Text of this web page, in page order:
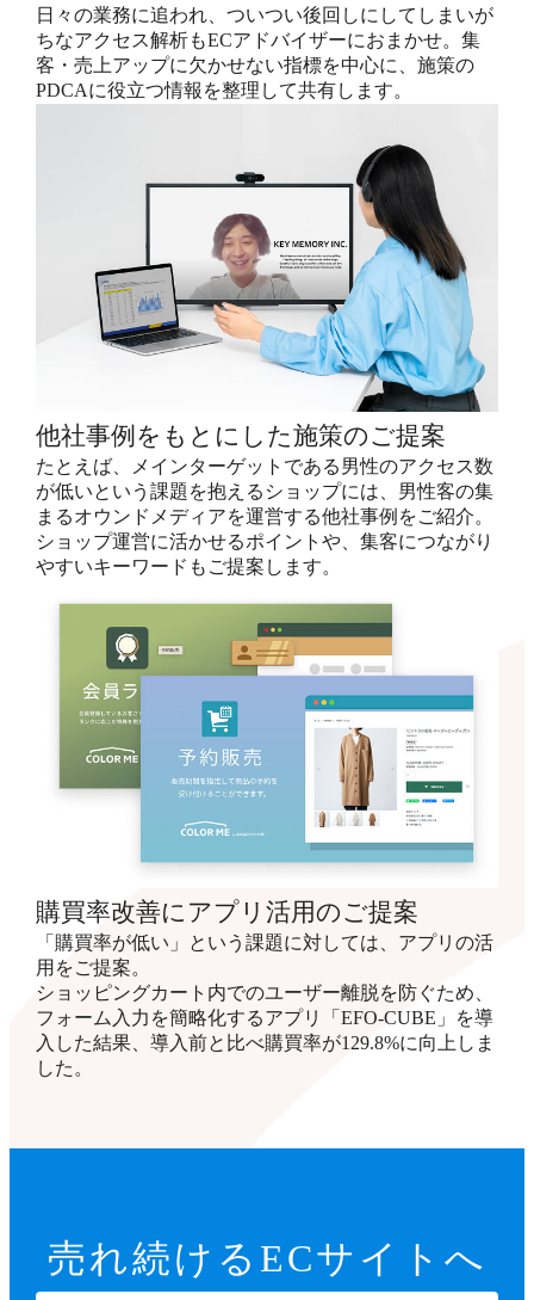
日々の業務に追われ、ついつい後回しにしてしまいが
ちなアクセス解析もECアドバイザーにおまかせ。集
客・売上アップに欠かせない指標を中心に、施策の
PDCAに役立つ情報を整理して共有します。
他社事例をもとにした施策のご提案
たとえば、メインターゲットである男性のアクセス数
が低いという課題を抱えるショップには、男性客の集
まるオウンドメディアを運営する他社事例をご紹介。
ショップ運営に活かせるポイントや、集客につながり
やすいキーワードもご提案します。
購買率改善にアプリ活用のご提案
「購買率が低い」という課題に対しては、アプリの活
用をご提案。
ショッピングカート内でのユーザー離脱を防ぐため、
フォーム入力を簡略化するアプリ「EFO-CUBE」を導
入した結果、導入前と比べ購買率が129.8%に向上しま
した。
売れ続ける ECサイトへ